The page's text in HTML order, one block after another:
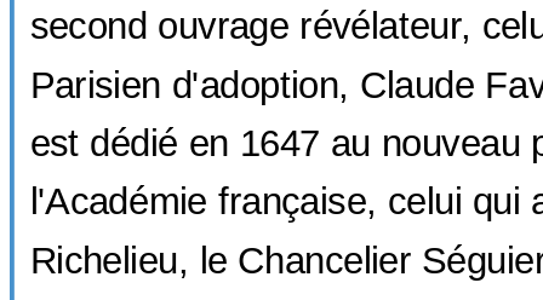
second ouvrage révélateur,
Parisien d'adoption, Claude
est dédié en 1647 au nouveau
l'Académie française, celui qui
Richelieu, le Chancelier